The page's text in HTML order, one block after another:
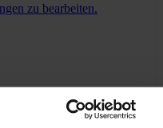
zu bearbeiten.
Klicken Sie